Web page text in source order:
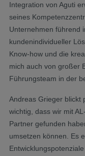
Integration von Aguti
seines
Unternehmen führend
kundenindividueller
Know-how und die
mich auch von großer​
Führungsteam in der
Andreas Grieger blickt
wichtig, dass wir mit
Partner gefunden
umsetzen können. Es